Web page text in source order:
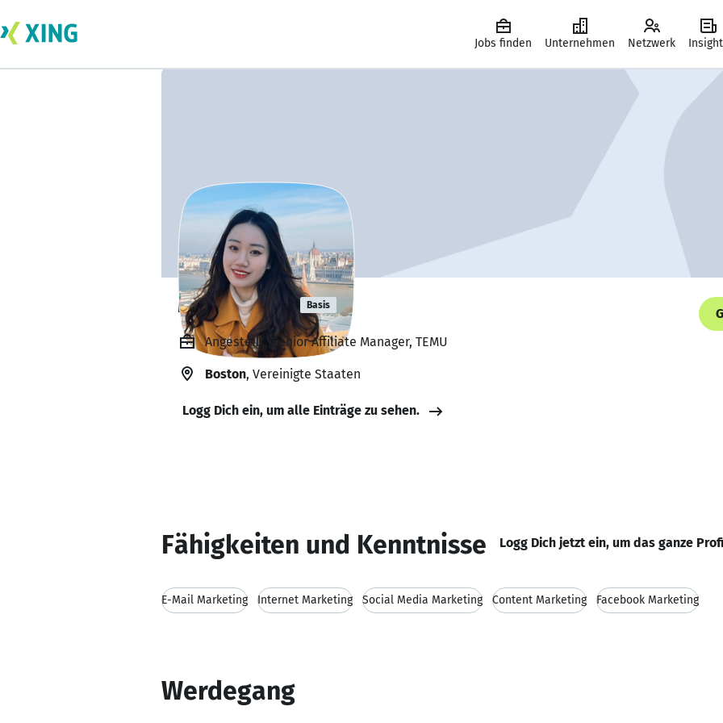
Jobs finden Unternehmen Netzwerk
Monica Zhu Basis
Angestellt, Senior Affiliate Manager, TEMU
Boston, Vereinigte Staaten
Logg Dich ein, um alle Einträge zu sehen.
Fähigkeiten und Kenntnisse Logg Dich jetzt ein, um das ganze
E-Mail Marketing Internet Marketing Social Media Marketing Content Marketing Facebook Marketing
Werdegang